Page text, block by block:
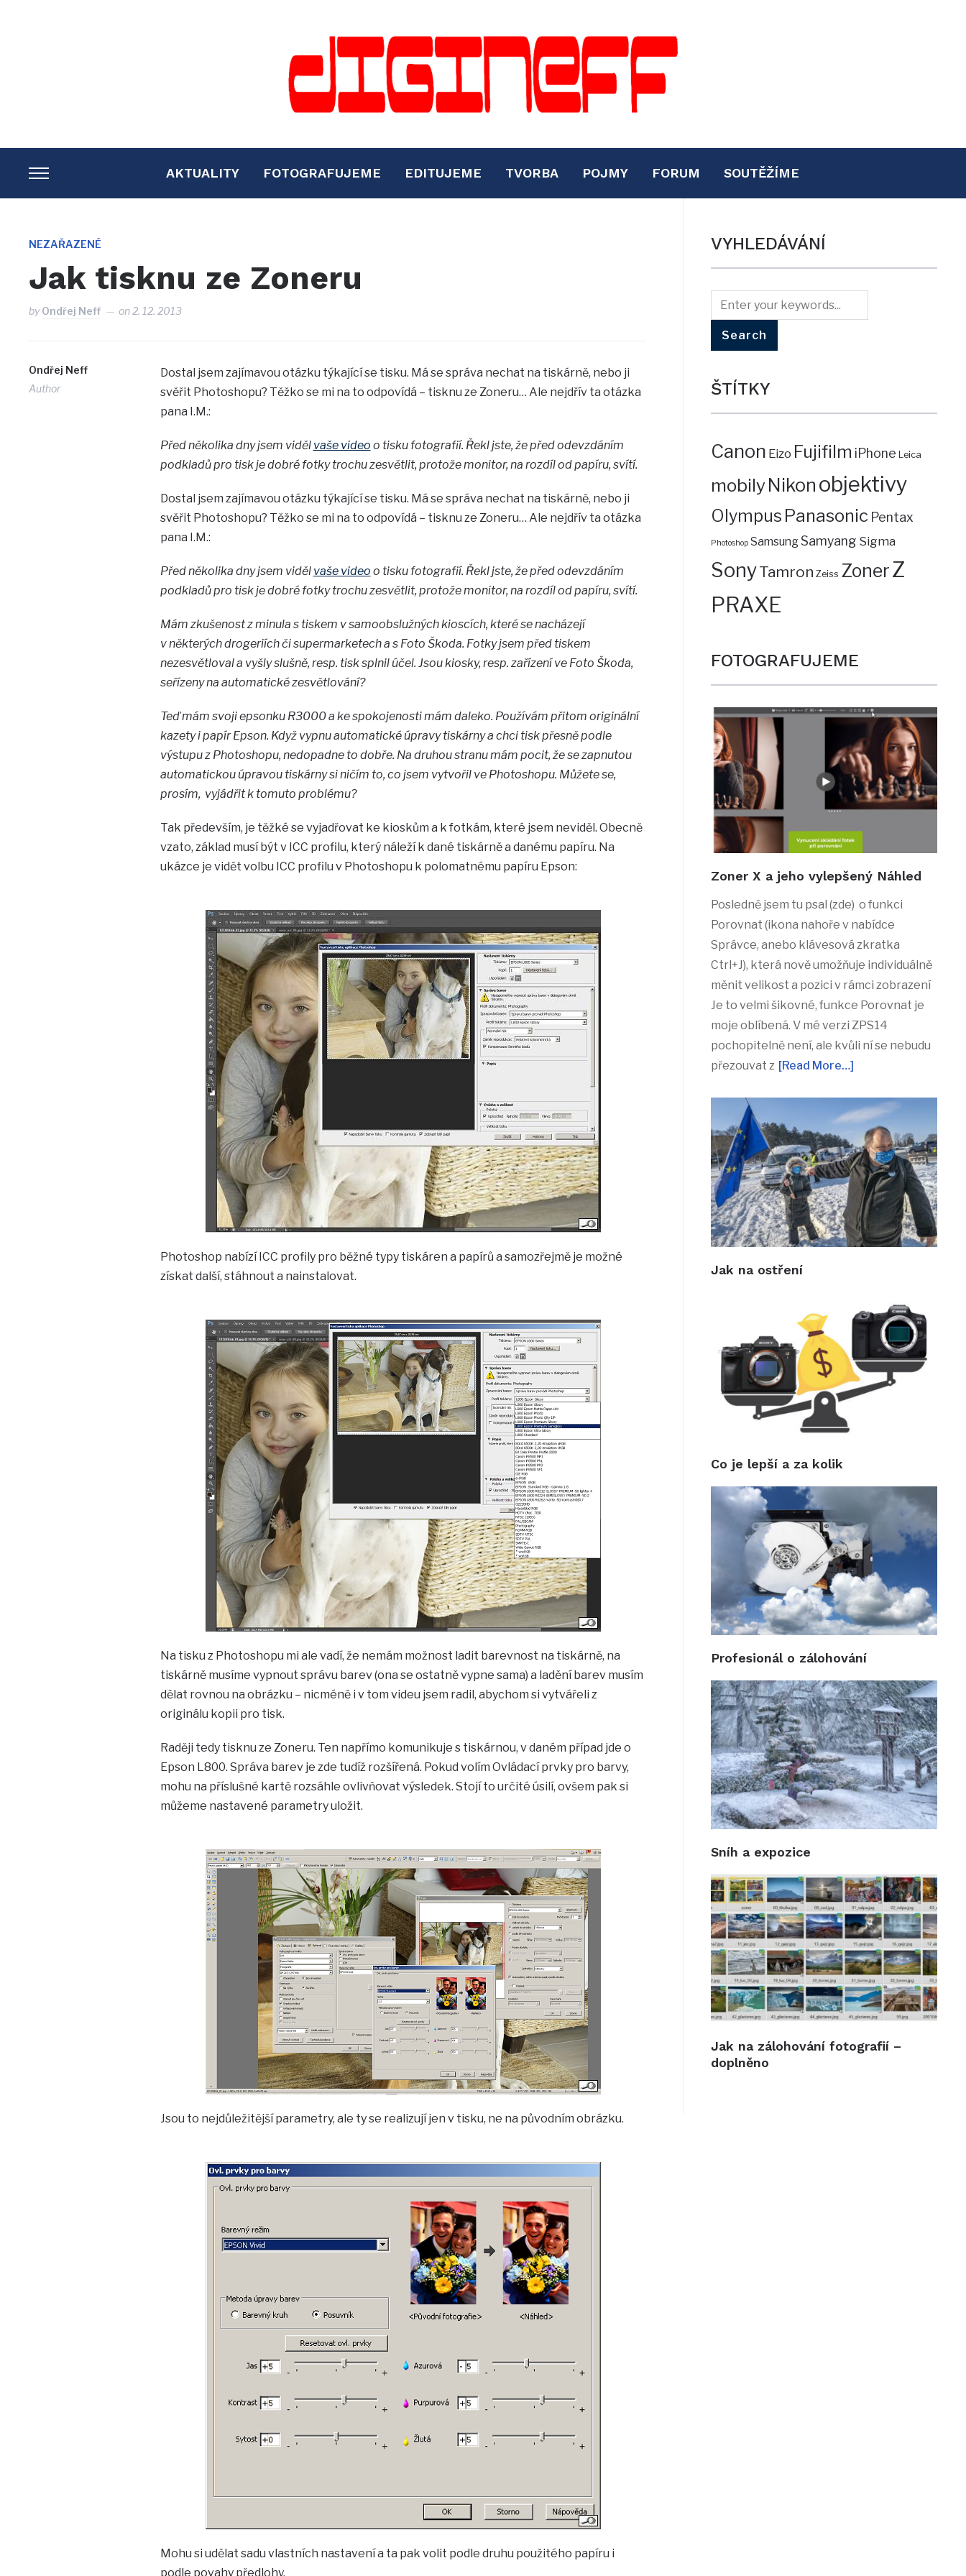
TOGGLE
SIDEBAR
NAVIGATION
AKTUALITY FOTOGRAFUJEME EDITUJEME TVORBA POJMY FORUM SOUTĚŽÍME
NEZAŘAZENÉ
Jak tisknu ze Zoneru
byOndřej Neff on2. 12. 2013
Ondřej Neff
Author
Dostal jsem zajímavou otázku týkající se tisku. Má se správa nechat na tiskárně, nebo ji
svěřit Photoshopu? Těžko se mi na to odpovídá – tisknu ze Zoneru… Ale nejdřív ta otázka
pana I.M.:
Před několika dny jsem viděl vaše video o tisku fotografií. Řekl jste, že před odevzdáním
podkladů pro tisk je dobré fotky trochu zesvětlit, protože monitor, na rozdíl od papíru, svítí.
Dostal jsem zajímavou otázku týkající se tisku. Má se správa nechat na tiskárně, nebo ji
svěřit Photoshopu? Těžko se mi na to odpovídá – tisknu ze Zoneru… Ale nejdřív ta otázka
pana I.M.:
Před několika dny jsem viděl vaše video o tisku fotografií. Řekl jste, že před odevzdáním
podkladů pro tisk je dobré fotky trochu zesvětlit, protože monitor, na rozdíl od papíru, svítí.
Mám zkušenost z minula s tiskem v samoobslužných kioscích, které se nacházejí
v některých drogeriích či supermarketech a s Foto Škoda. Fotky jsem před tiskem
nezesvětloval a vyšly slušně, resp. tisk splnil účel. Jsou kiosky, resp. zařízení ve Foto Škoda,
seřízeny na automatické zesvětlování?
Teď mám svoji epsonku R3000 a ke spokojenosti mám daleko. Používám přitom originální
kazety i papír Epson. Když vypnu automatické úpravy tiskárny a chci tisk přesně podle
výstupu z Photoshopu, nedopadne to dobře. Na druhou stranu mám pocit, že se zapnutou
automatickou úpravou tiskárny si ničím to, co jsem vytvořil ve Photoshopu. Můžete se,
prosím, vyjádřit k tomuto problému?
Tak především, je těžké se vyjadřovat ke kioskům a k fotkám, které jsem neviděl. Obecně
vzato, základ musí být v ICC profilu, který náleží k dané tiskárně a danému papíru. Na
ukázce je vidět volbu ICC profilu v Photoshopu k polomatnému papíru Epson:
Photoshop nabízí ICC profily pro běžné typy tiskáren a papírů a samozřejmě je možné
získat další, stáhnout a nainstalovat.
Na tisku z Photoshopu mi ale vadí, že nemám možnost ladit barevnost na tiskárně, na
tiskárně musíme vypnout správu barev (ona se ostatně vypne sama) a ladění barev musím
dělat rovnou na obrázku – nicméně i v tom videu jsem radil, abychom si vytvářeli z
originálu kopii pro tisk.
Raději tedy tisknu ze Zoneru. Ten napřímo komunikuje s tiskárnou, v daném případ jde o
Epson L800. Správa barev je zde tudíž rozšířená. Pokud volím Ovládací prvky pro barvy,
mohu na příslušné kartě rozsáhle ovlivňovat výsledek. Stojí to určité úsilí, ovšem pak si
můžeme nastavené parametry uložit.
Jsou to nejdůležitější parametry, ale ty se realizují jen v tisku, ne na původním obrázku.
Mohu si udělat sadu vlastních nastavení a ta pak volit podle druhu použitého papíru i
podle povahy předlohy.
VYHLEDÁVÁNÍ
ŠTÍTKY
Canon Eizo Fujifilm iPhone Leica
mobilyNikon objektivy
Olympus Panasonic Pentax
Photoshop SamsungSamyang Sigma
SonyTamron Zeiss ZonerZ
PRAXE
FOTOGRAFUJEME
Zoner X a jeho vylepšený Náhled
Posledně jsem tu psal (zde) o funkci
Porovnat (ikona nahoře v nabídce
Správce, anebo klávesová zkratka
Ctrl+J), která nově umožňuje individuálně
měnit velikost a pozici v rámci zobrazení
Je to velmi šikovné, funkce Porovnat je
moje oblíbená. V mé verzi ZPS14
pochopitelně není, ale kvůli ní se nebudu
přezouvat z [Read More…]
Jak na ostření
Co je lepší a za kolik
Profesionál o zálohování
Sníh a expozice
Jak na zálohování fotografií –
doplněno